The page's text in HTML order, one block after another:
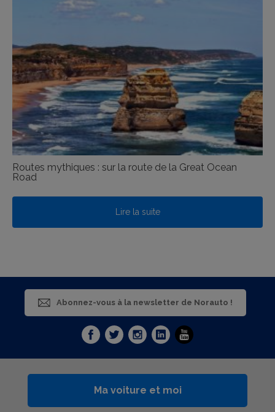
Routes mythiques : sur la route de la Great Ocean
Road
Lire la suite
Abonnez-vous à la newsletter de Norauto !
Ma voiture et moi